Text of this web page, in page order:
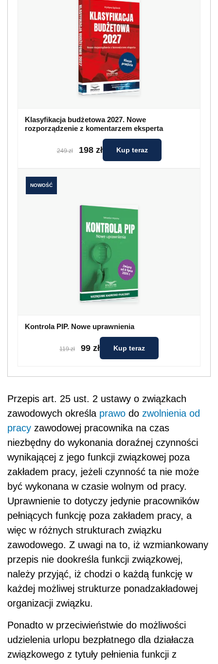
Klasyfikacja budżetowa 2027. Nowe
rozporządzenie z komentarzem eksperta
249 zł 198 zł Kup teraz
NOWOŚĆ
Kontrola PIP. Nowe uprawnienia
119 zł 99 zł Kup teraz
Przepis art. 25 ust. 2 ustawy o związkach
zawodowych określa prawo do zwolnienia od
pracy zawodowej pracownika na czas
niezbędny do wykonania doraźnej czynności
wynikającej z jego funkcji związkowej poza
zakładem pracy, jeżeli czynność ta nie może
być wykonana w czasie wolnym od pracy.
Uprawnienie to dotyczy jedynie pracowników
pełniących funkcję poza zakładem pracy, a
więc w różnych strukturach związku
zawodowego. Z uwagi na to, iż wzmiankowany
przepis nie dookreśla funkcji związkowej,
należy przyjąć, iż chodzi o każdą funkcję w
każdej możliwej strukturze ponadzakładowej
organizacji związku.
Ponadto w przeciwieństwie do możliwości
udzielenia urlopu bezpłatnego dla działacza
związkowego z tytuły pełnienia funkcji z